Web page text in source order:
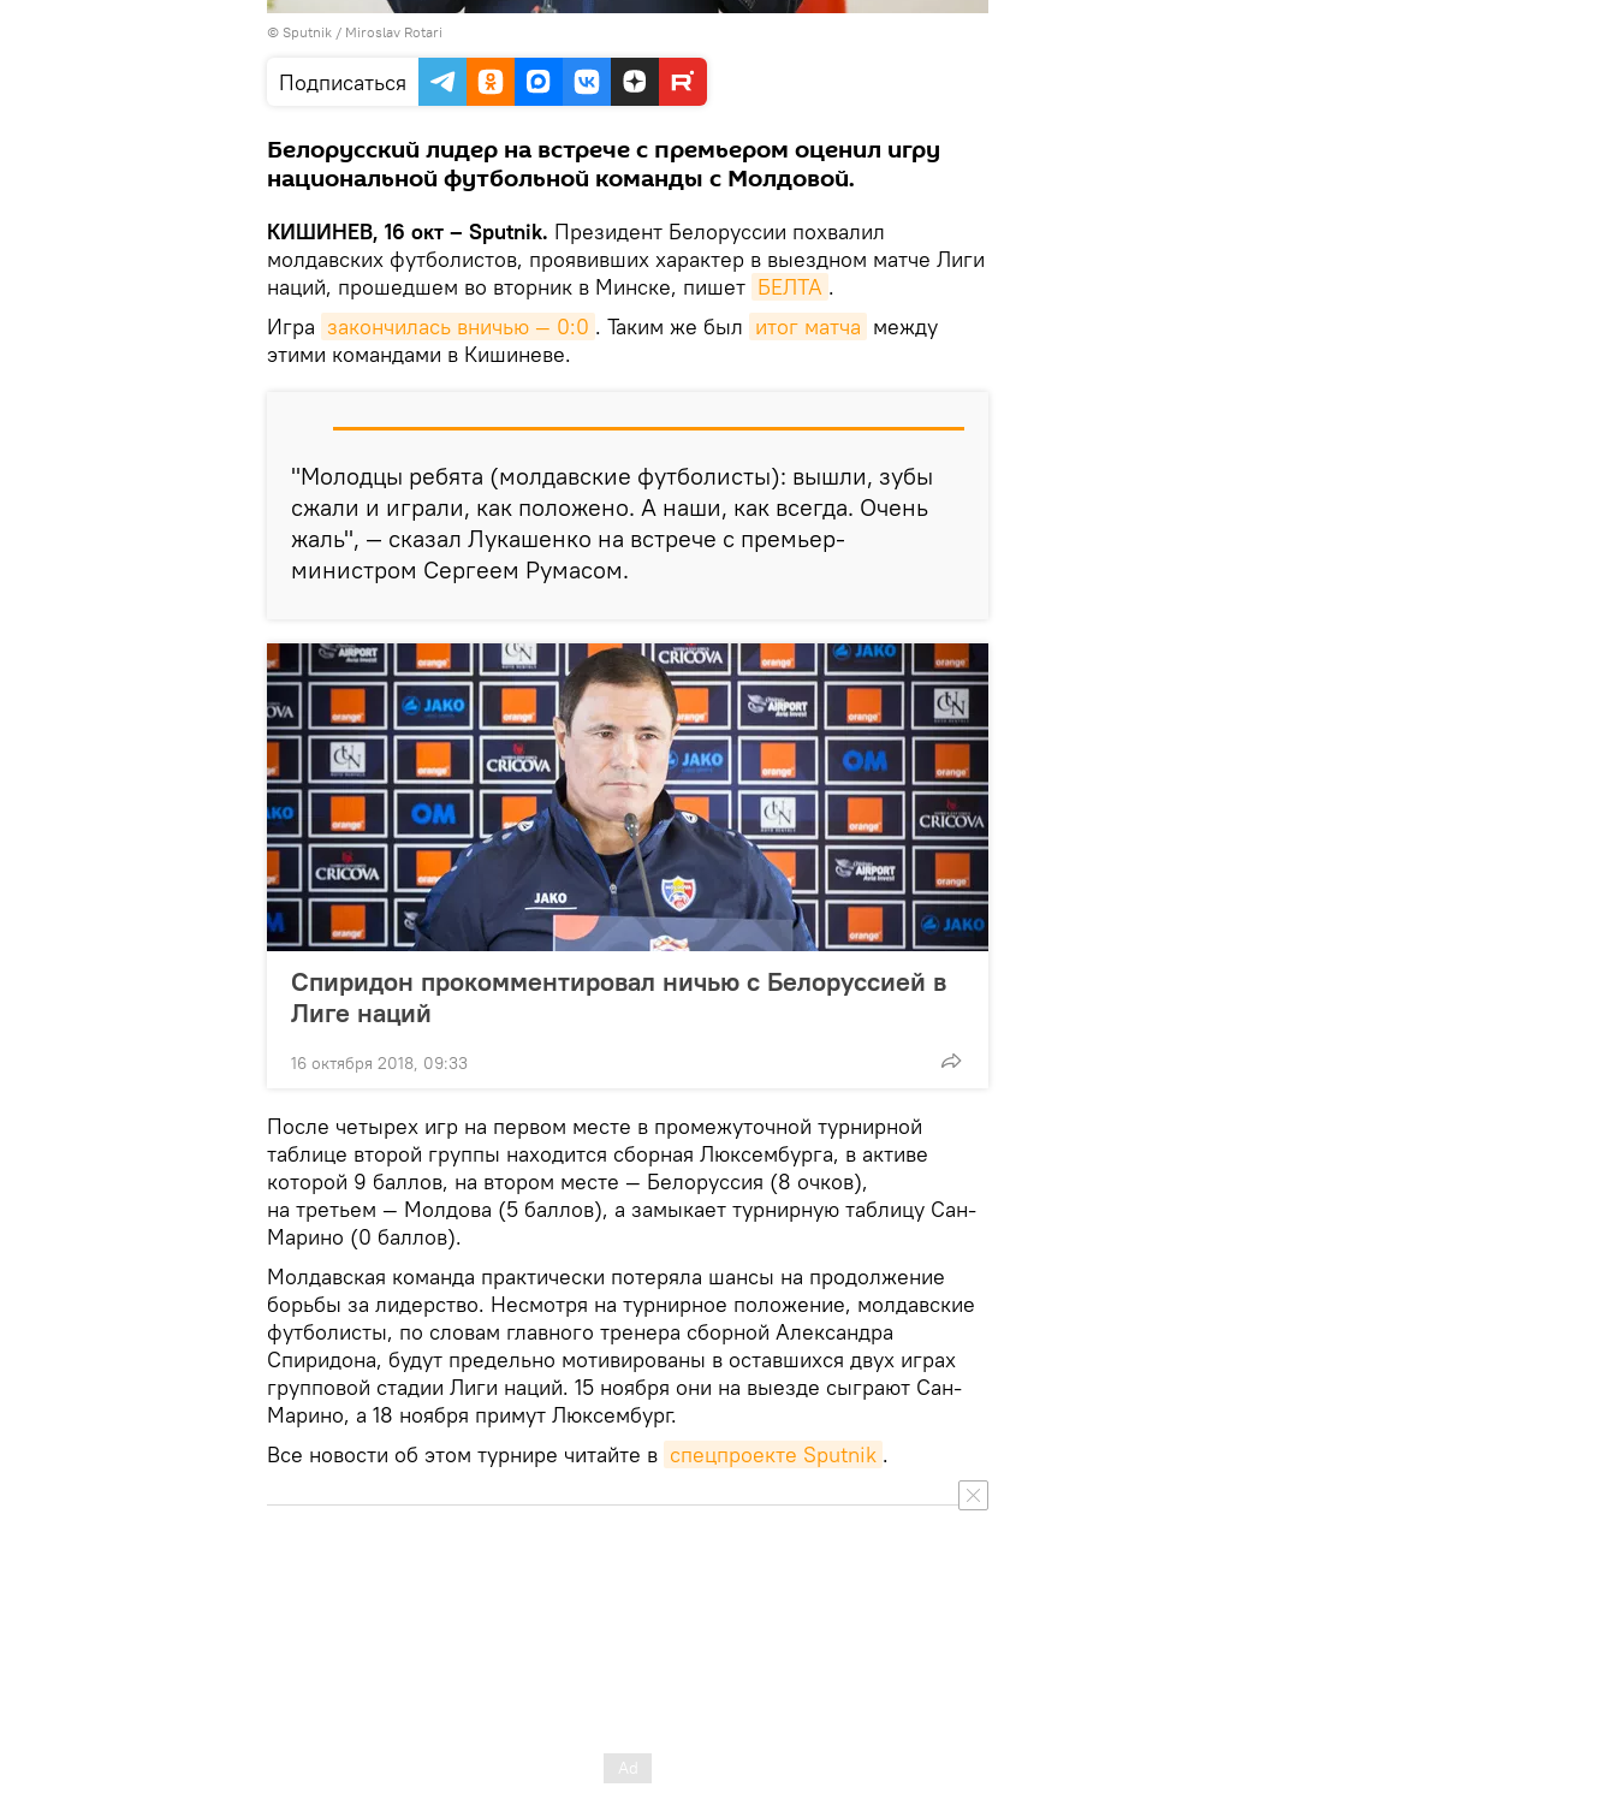
© Sputnik / Miroslav Rotari
Подписаться
Белорусский лидер на встрече с премьером оценил игру
национальной футбольной команды с Молдовой.
КИШИНЕВ, 16 окт – Sputnik. Президент Белоруссии похвалил
молдавских футболистов, проявивших характер в выездном матче Лиги
наций, прошедшем во вторник в Минске, пишет БЕЛТА .
Игра закончилась вничью — 0:0 . Таким же был итог матча между
этими командами в Кишиневе.
"Молодцы ребята (молдавские футболисты): вышли, зубы
сжали и играли, как положено. А наши, как всегда. Очень
жаль", — сказал Лукашенко на встрече с премьер-
министром Сергеем Румасом.
Спиридон прокомментировал ничью с Белоруссией в
Лиге наций
16 октября 2018, 09:33
После четырех игр на первом месте в промежуточной турнирной
таблице второй группы находится сборная Люксембурга, в активе
которой 9 баллов, на втором месте — Белоруссия (8 очков),
на третьем — Молдова (5 баллов), а замыкает турнирную таблицу Сан-
Марино (0 баллов).
Молдавская команда практически потеряла шансы на продолжение
борьбы за лидерство. Несмотря на турнирное положение, молдавские
футболисты, по словам главного тренера сборной Александра
Спиридона, будут предельно мотивированы в оставшихся двух играх
групповой стадии Лиги наций. 15 ноября они на выезде сыграют Сан-
Марино, а 18 ноября примут Люксембург.
Все новости об этом турнире читайте в спецпроекте Sputnik .